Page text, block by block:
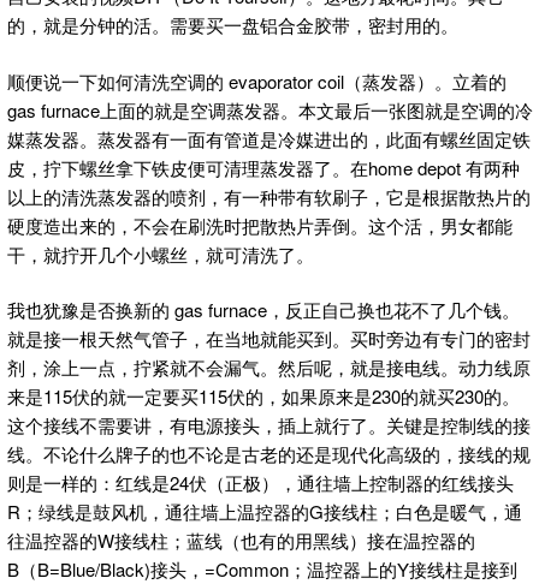
的，就是分钟的活。需要买一盘铝合金胶带，密封用的。
顺便说一下如何清洗空调的 evaporator coil（蒸发器）。立着的
gas furnace上面的就是空调蒸发器。本文最后一张图就是空调的冷
媒蒸发器。蒸发器有一面有管道是冷媒进出的，此面有螺丝固定铁
皮，拧下螺丝拿下铁皮便可清理蒸发器了。在home depot 有两种
以上的清洗蒸发器的喷剂，有一种带有软刷子，它是根据散热片的
硬度造出来的，不会在刷洗时把散热片弄倒。这个活，男女都能
干，就拧开几个小螺丝，就可清洗了。
我也犹豫是否换新的 gas furnace，反正自己换也花不了几个钱。
就是接一根天然气管子，在当地就能买到。买时旁边有专门的密封
剂，涂上一点，拧紧就不会漏气。然后呢，就是接电线。动力线原
来是115伏的就一定要买115伏的，如果原来是230的就买230的。
这个接线不需要讲，有电源接头，插上就行了。关键是控制线的接
线。不论什么牌子的也不论是古老的还是现代化高级的，接线的规
则是一样的：红线是24伏（正极），通往墙上控制器的红线接头
R；绿线是鼓风机，通往墙上温控器的G接线柱；白色是暖气，通
往温控器的W接线柱；蓝线（也有的用黑线）接在温控器的
B（B=Blue/Black)接头，=Common；温控器上的Y接线柱是接到